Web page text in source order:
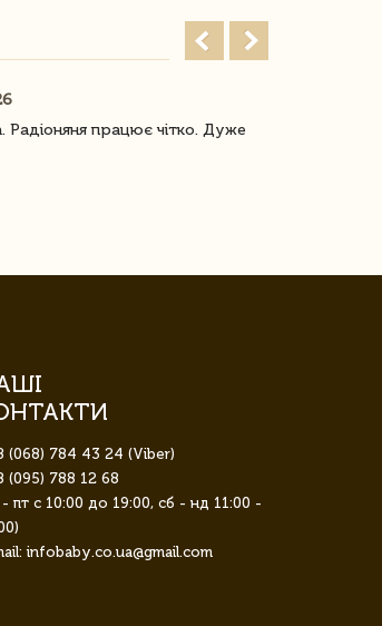
Радіоняня працює чітко. Дуже
(068) 784 43 24 (Viber)
(095) 788 12 68
- пт с 10:00 до 19:00, сб - нд 11:00 -
infobaby.co.ua@gmail.com